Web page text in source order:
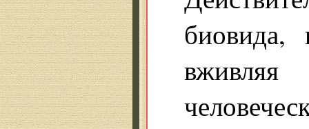
биовида,